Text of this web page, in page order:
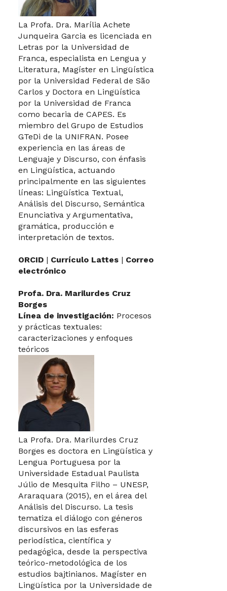
La Profa. Dra. Marília Achete
Junqueira Garcia es licenciada en
Letras por la Universidad de
Franca, especialista en Lengua y
Literatura, Magíster en Lingüística
por la Universidad Federal de São
Carlos y Doctora en Lingüística
por la Universidad de Franca
como becaria de CAPES. Es
miembro del Grupo de Estudios
GTeDi de la UNIFRAN. Posee
experiencia en las áreas de
Lenguaje y Discurso, con énfasis
en Lingüística, actuando
principalmente en las siguientes
líneas: Lingüística Textual,
Análisis del Discurso, Semántica
Enunciativa y Argumentativa,
gramática, producción e
interpretación de textos.
ORCID | Currículo Lattes | Correo
electrónico
Profa. Dra. Marilurdes Cruz
Borges
Línea de investigación: Procesos
y prácticas textuales:
caracterizaciones y enfoques
teóricos
La Profa. Dra. Marilurdes Cruz
Borges es doctora en Lingüística y
Lengua Portuguesa por la
Universidade Estadual Paulista
Júlio de Mesquita Filho – UNESP,
Araraquara (2015), en el área del
Análisis del Discurso. La tesis
tematiza el diálogo con géneros
discursivos en las esferas
periodística, científica y
pedagógica, desde la perspectiva
teórico-metodológica de los
estudios bajtinianos. Magíster en
Lingüística por la Universidade de